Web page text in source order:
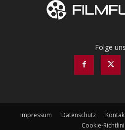
Folge uns
Impressum Datenschutz
Cookie-